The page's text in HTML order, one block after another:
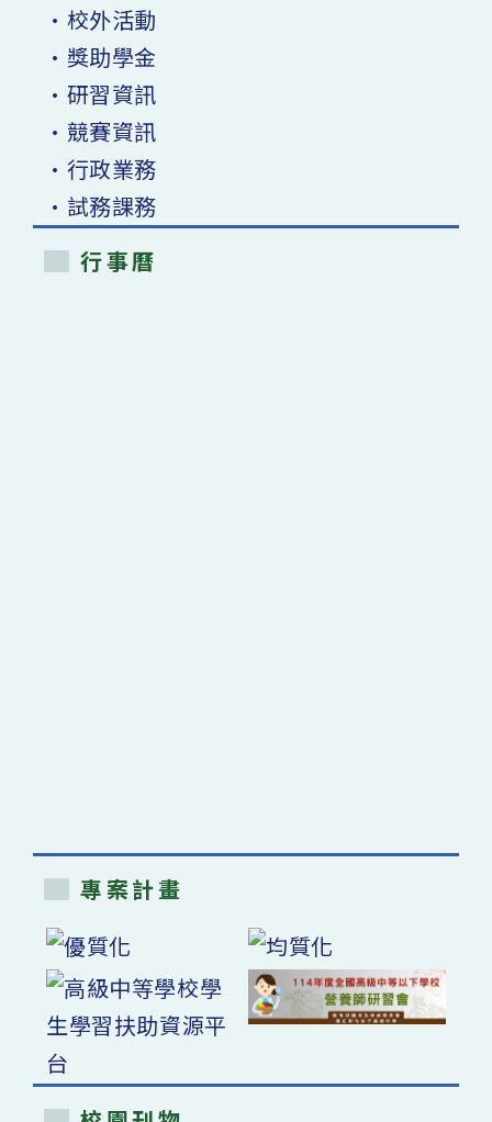
•校外活動
•獎助學金
•研習資訊
•競賽資訊
•行政業務
•試務課務
行事曆
專案計畫